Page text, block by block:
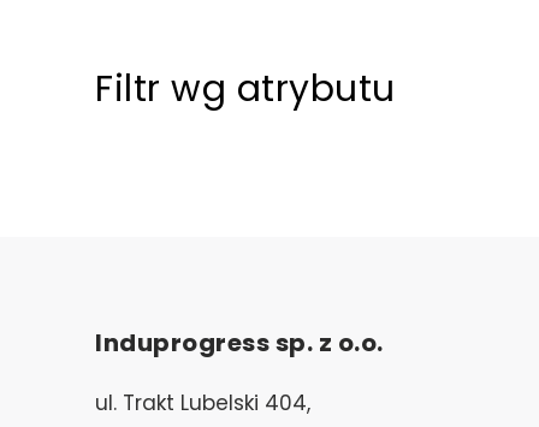
Filtr wg atrybutu
Induprogress sp. z o.o.
ul. Trakt Lubelski 404,